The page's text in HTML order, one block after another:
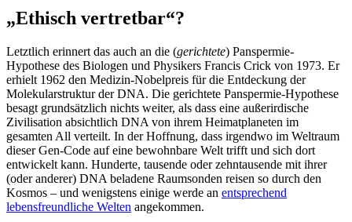
„Ethisch vertretbar“?
Letztlich erinnert das auch an die (gerichtete) Panspermie-
Hypothese des Biologen und Physikers Francis Crick von 1973. Er
erhielt 1962 den Medizin-Nobelpreis für die Entdeckung der
Molekularstruktur der DNA. Die gerichtete Panspermie-Hypothese
besagt grundsätzlich nichts weiter, als dass eine außerirdische
Zivilisation absichtlich DNA von ihrem Heimatplaneten im
gesamten All verteilt. In der Hoffnung, dass irgendwo im Weltraum
dieser Gen-Code auf eine bewohnbare Welt trifft und sich dort
entwickelt kann. Hunderte, tausende oder zehntausende mit ihrer
(oder anderer) DNA beladene Raumsonden reisen so durch den
Kosmos – und wenigstens einige werde an entsprechend
lebensfreundliche Welten angekommen.